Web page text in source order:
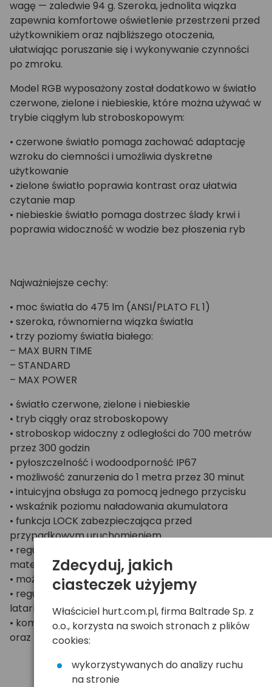
wagę — zaledwie 94 g. Szeroka, jednolita wiązka
zapewnia komfortowe oświetlenie przestrzeni przed
użytkownikiem oraz najbliższego otoczenia,
ułatwiając poruszanie się i wykonywanie czynności
po zmroku.
Model RGB wyposażony został dodatkowo w światło
czerwone, zielone i niebieskie, które można używać w
trybie ciągłym lub stroboskopowym:
• czerwone światło pomaga zachować adaptację
wzroku do ciemności i umożliwia dyskretne
użytkowanie
• zielone światło poprawia kontrast oraz ułatwia
czytanie map
• niebieskie światło pomaga dostrzec ślady krwi i
poprawia widoczność w wodzie bez płoszenia ryb
Najważniejsze cechy:
• moc światła do 475 lm (ANSI/PLATO FL 1)
• szeroka, równomierna wiązka światła
• trzy poziomy światła białego:
– MAX BURN TIME
– STANDARD
– MAX POWER
• światło czerwone, zielone i niebieskie
• tryb ciągły oraz stroboskopowy
• stroboskop widoczny z odległości do 700 metrów
przez 300 godzin
• pyłoszczelność i wodoodporność IP67
• możliwość zanurzenia do 1 metra przez 30 minut
• intuicyjna obsługa za pomocą jednego przycisku
• wskaźnik poziomu naładowania akumulatora
• funkcja LOCK zabezpieczająca przed
przypadkowym uruchomieniem
• regulowany, symetryczny pasek wykonany z
materiałów pochodzących z recyklingu
• możliwość zdjęcia, prania i wymiany paska
• regulacja kąta świecenia oraz możliwość noszenia
latarki na szyi
• kompatybilność z mocowaniami HELMET ADAPT
oraz BIKE ADAPT 2
Zdecyduj, jakich
ciasteczek użyjemy
Właściciel hurt.com.pl, firma Baltrade Sp. z
o.o., korzysta na swoich stronach z plików
cookies:
wykorzystywanych do analizy ruchu
na stronie